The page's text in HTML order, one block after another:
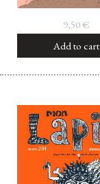
9,50€
Add to cart